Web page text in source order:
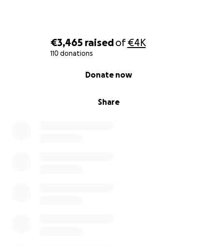
€3,465 raisedof€4K
110 donations
Share
Donate now